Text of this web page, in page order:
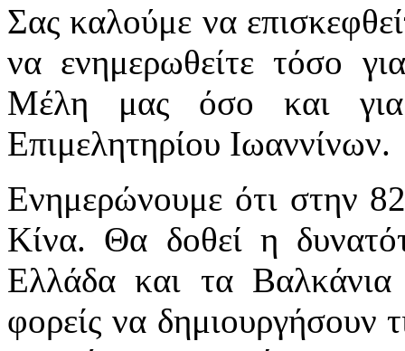
Σας καλούμε να
να ενημερωθείτε τόσο για
Μέλη μας όσο και για
Επιμελητηρίου Ιωαννίνων.
Ενημερώνουμε ότι στην
Κίνα. Θα δοθεί η
Ελλάδα και τα Βαλκάνια
φορείς να δημιουργήσουν